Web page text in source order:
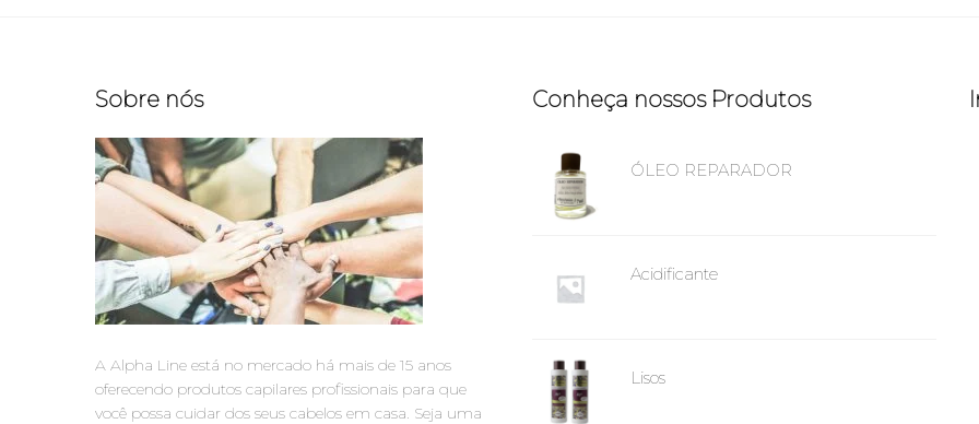
Sobre nós
A Alpha Line está no mercado há mais de 15 anos
oferecendo produtos capilares profissionais para que
você possa cuidar dos seus cabelos em casa. Seja uma
Conheça nossos Produtos
ÓLEO REPARADOR
Acidificante
Lisos